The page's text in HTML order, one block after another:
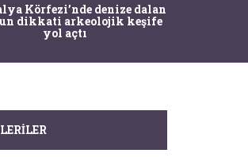
Körfezi’nde denize dalan
dikkati arkeolojik keşife
yol açtı